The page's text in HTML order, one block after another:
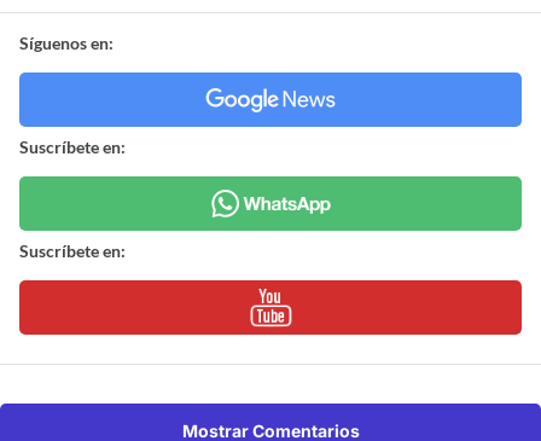
Síguenos en:
Suscríbete en:
Suscríbete en:
Mostrar Comentarios